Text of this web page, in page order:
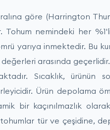
göre (Harrington
Tohum nemindeki her
yarıya inmektedir. Bu
arasında
Sıcaklık, ürünün
Ürün depolama
bir kaçınılmazlık
tür ve çeşidine,